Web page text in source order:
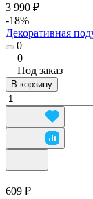
3 990 ₽
-18%
Декоративная
0
0
Под заказ
В корзину
609 ₽